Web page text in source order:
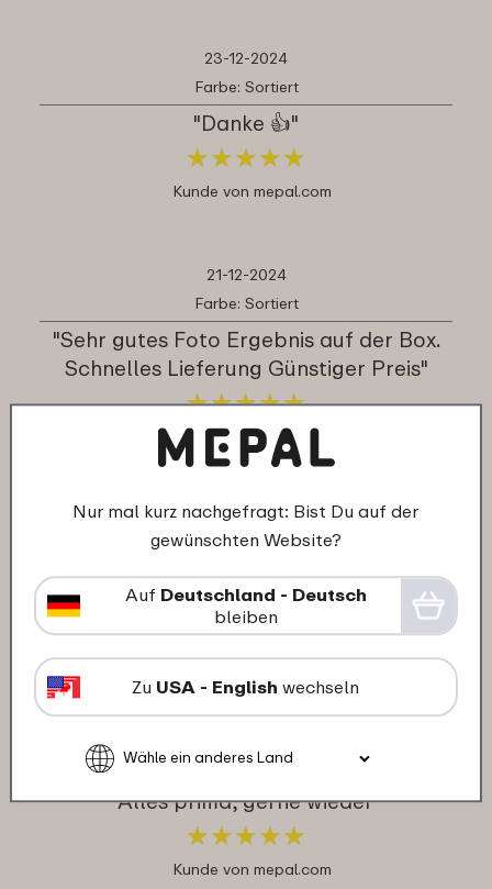
23-12-2024
Farbe: Sortiert
"Danke 👍"
★★★★★
★★★★★
Kunde von mepal.com
21-12-2024
Farbe: Sortiert
"Sehr gutes Foto Ergebnis auf der Box.
Schnelles Lieferung Günstiger Preis"
★★★★★
★★★★★
Kunde von mepal.com
19-12-2024
Farbe: Nordic blue
"Sie ist leicht und hat genügend Platz"
★★★
★★★
Farbe: Nordic blue
"Alles prima, gerne wieder"
★★★★★
★★★★★
Kunde von mepal.com
Nur mal kurz nachgefragt: Bist Du auf der
gewünschten Website?
Auf Deutschland - Deutsch
bleiben
Zu USA - English wechseln